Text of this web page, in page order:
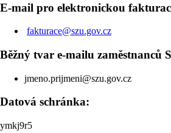
E-mail pro elektronickou
fakturace@szu.gov.cz
Běžný tvar e-mailu zaměstnanců
jmeno.prijmeni@szu.gov.cz
Datová schránka:
ymkj9r5